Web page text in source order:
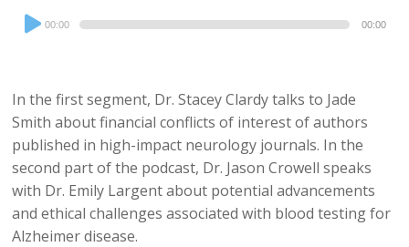
Audio
Player
00:00 00:00
In the first segment, Dr. Stacey Clardy talks to Jade
Smith about financial conflicts of interest of authors
published in high-impact neurology journals. In the
second part of the podcast, Dr. Jason Crowell speaks
with Dr. Emily Largent about potential advancements
and ethical challenges associated with blood testing for
Alzheimer disease.